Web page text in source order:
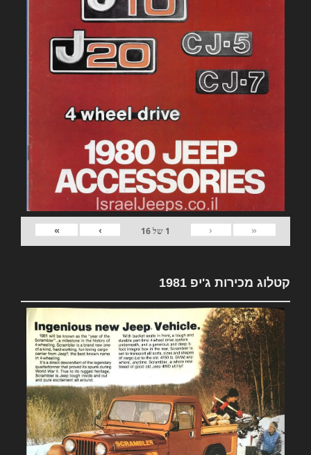
«
‹
1 של16
›
»
קטלוג מכירות ג'יפ 1981